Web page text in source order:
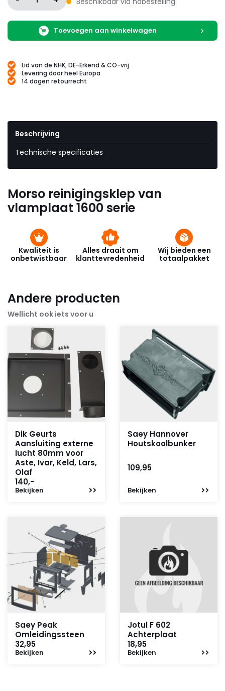
Toevoegen aan winkelwagen
Lid van de NHK, DE-Erkend & CO-vrij
Levering door heel Europa
14 dagen retourrecht
Beschrijving
Technische specificaties
Morso reinigingsklep van
vlamplaat 1600 serie
Kwaliteit is
onbetwistbaar
Alles draait om
klanttevredenheid
Wij bieden een
totaalpakket
Andere producten
Wellicht ook iets voor u
Dik Geurts
Aansluiting externe
lucht 80mm voor
Aste, Ivar, Keld, Lars,
Olaf
140,-
Bekijken
Saey Hannover
Houtskoolbunker
109,95
Bekijken
Saey Peak
Omleidingssteen
32,95
Bekijken
Jotul F 602
Achterplaat
18,95
Bekijken